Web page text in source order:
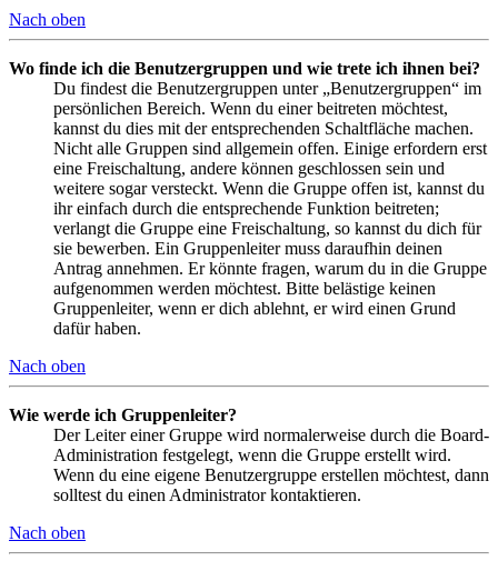
Nach oben
Wo finde ich die Benutzergruppen und wie trete ich ihnen bei?
Du findest die Benutzergruppen unter „Benutzergruppen“ im
persönlichen Bereich. Wenn du einer beitreten möchtest,
kannst du dies mit der entsprechenden Schaltfläche machen.
Nicht alle Gruppen sind allgemein offen. Einige erfordern erst
eine Freischaltung, andere können geschlossen sein und
weitere sogar versteckt. Wenn die Gruppe offen ist, kannst du
ihr einfach durch die entsprechende Funktion beitreten;
verlangt die Gruppe eine Freischaltung, so kannst du dich für
sie bewerben. Ein Gruppenleiter muss daraufhin deinen
Antrag annehmen. Er könnte fragen, warum du in die Gruppe
aufgenommen werden möchtest. Bitte belästige keinen
Gruppenleiter, wenn er dich ablehnt, er wird einen Grund
dafür haben.
Nach oben
Wie werde ich Gruppenleiter?
Der Leiter einer Gruppe wird normalerweise durch die Board-
Administration festgelegt, wenn die Gruppe erstellt wird.
Wenn du eine eigene Benutzergruppe erstellen möchtest, dann
solltest du einen Administrator kontaktieren.
Nach oben